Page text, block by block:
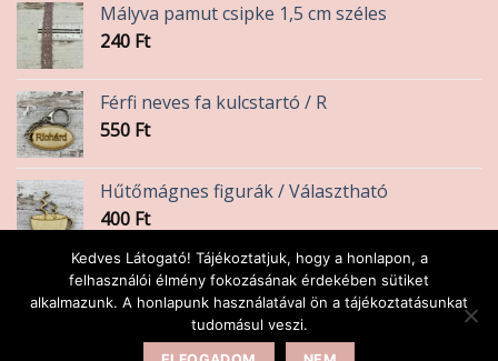
Mályva pamut csipke 1,5 cm széles
240 Ft
Férfi neves fa kulcstartó / R
550 Ft
Hűtőmágnes figurák / Választható
400 Ft
Karácsonyi fa figura 7cm
450 Ft
Kedves Látogató! Tájékoztatjuk, hogy a honlapon, a
felhasználói élmény fokozásának érdekében sütiket
alkalmazunk. A honlapunk használatával ön a tájékoztatásunkat
tudomásul veszi.